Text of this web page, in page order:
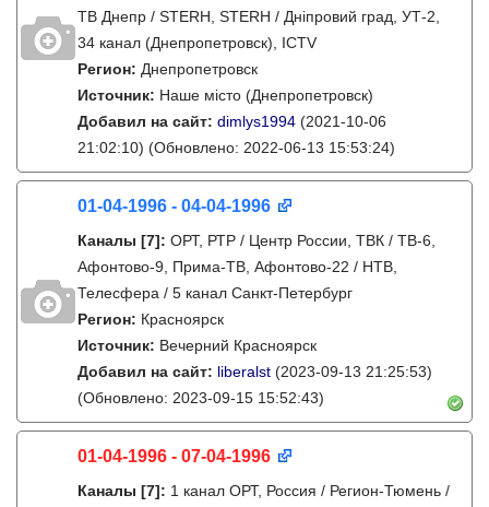
ТВ Днепр / STERH, STERH / Дніпровий град, УТ-2,
34 канал (Днепропетровск), ICTV
Регион: Днепропетровск
Источник: Наше місто (Днепропетровск)
Добавил на сайт: dimlys1994 (2021-10-06
21:02:10) (Обновлено: 2022-06-13 15:53:24)
01-04-1996 - 04-04-1996
Каналы [7]: ОРТ, РТР / Центр России, ТВК / ТВ-6,
Афонтово-9, Прима-ТВ, Афонтово-22 / НТВ,
Телесфера / 5 канал Санкт-Петербург
Регион: Красноярск
Источник: Вечерний Красноярск
Добавил на сайт: liberalst (2023-09-13 21:25:53)
(Обновлено: 2023-09-15 15:52:43)
01-04-1996 - 07-04-1996
Каналы [7]: 1 канал ОРТ, Россия / Регион-Тюмень /